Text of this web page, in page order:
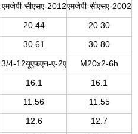
एमजेपी-सीएसए-2012एमजेपी-सीएसए-2002
20.44
20.30
30.61
30.80
3/4-12यूएफएन-ए-2ए
M20x2-6h
16.1
16.1
11.56
11.55
12.6
12.7